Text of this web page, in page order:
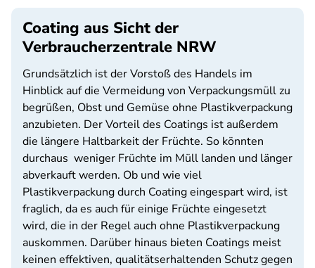
Coating aus Sicht der
Verbraucherzentrale NRW
Grundsätzlich ist der Vorstoß des Handels im
Hinblick auf die Vermeidung von Verpackungsmüll zu
begrüßen, Obst und Gemüse ohne Plastikverpackung
anzubieten. Der Vorteil des Coatings ist außerdem
die längere Haltbarkeit der Früchte. So könnten
durchaus weniger Früchte im Müll landen und länger
abverkauft werden. Ob und wie viel
Plastikverpackung durch Coating eingespart wird, ist
fraglich, da es auch für einige Früchte eingesetzt
wird, die in der Regel auch ohne Plastikverpackung
auskommen. Darüber hinaus bieten Coatings meist
keinen effektiven, qualitätserhaltenden Schutz gegen